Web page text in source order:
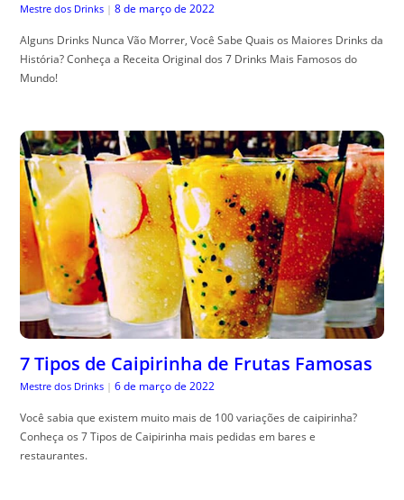
Mestre dos Drinks | 8 de março de 2022
Alguns Drinks Nunca Vão Morrer, Você Sabe Quais os Maiores Drinks da
História? Conheça a Receita Original dos 7 Drinks Mais Famosos do
Mundo!
7 Tipos de Caipirinha de Frutas Famosas
Mestre dos Drinks | 6 de março de 2022
Você sabia que existem muito mais de 100 variações de caipirinha?
Conheça os 7 Tipos de Caipirinha mais pedidas em bares e
restaurantes.